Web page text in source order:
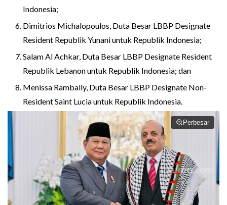
Indonesia;
Dimitrios Michalopoulos, Duta Besar LBBP Designate
Resident Republik Yunani untuk Republik Indonesia;
Salam Al Achkar, Duta Besar LBBP Designate Resident
Republik Lebanon untuk Republik Indonesia; dan
Menissa Rambally, Duta Besar LBBP Designate Non-
Resident Saint Lucia untuk Republik Indonesia.
Perbesar